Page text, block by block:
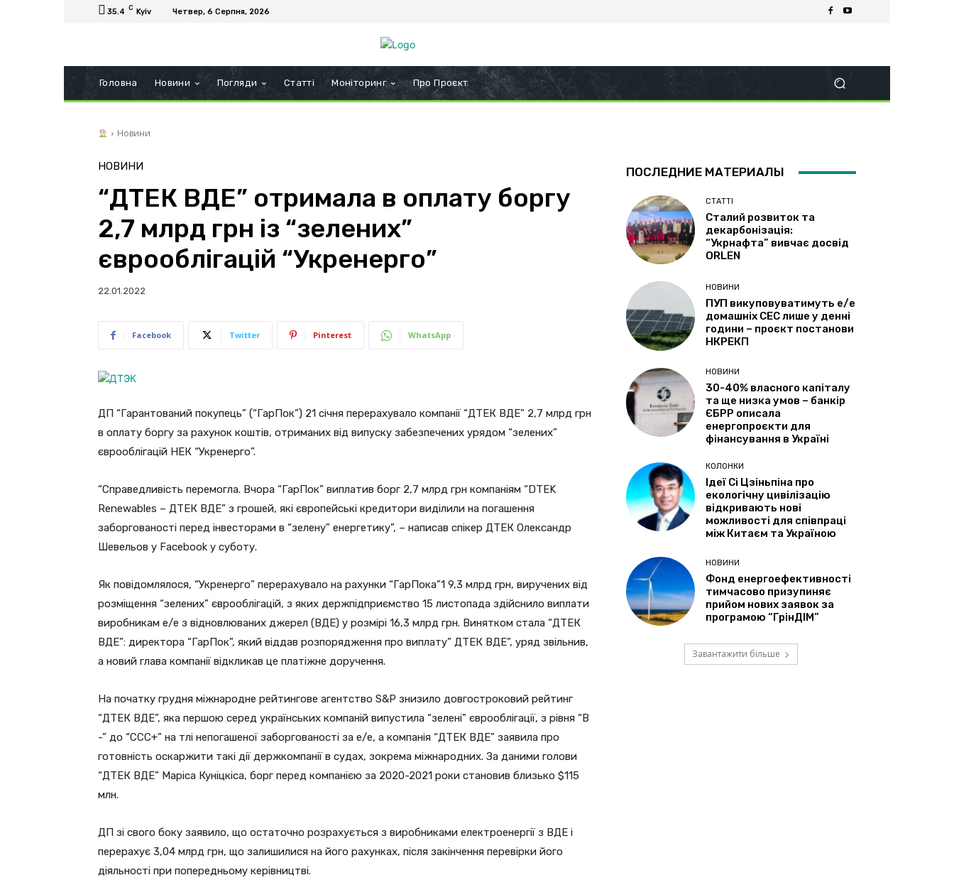
35.4 C Kyiv Четвер, 6 Серпня, 2026
Головна Новини Погляди Статті Моніторинг Про Проєкт
Новини
НОВИНИ
“ДТЕК ВДЕ” отримала в оплату боргу
2,7 млрд грн із “зелених”
єврооблігацій “Укренерго”
22.01.2022
Facebook Twitter Pinterest WhatsApp
ДП “Гарантований покупець” (“ГарПок”) 21 січня перерахувало компанії “ДТЕК ВДЕ” 2,7 млрд грн
в оплату боргу за рахунок коштів, отриманих від випуску забезпечених урядом “зелених”
єврооблігацій НЕК “Укренерго”.
“Справедливість перемогла. Вчора “ГарПок” виплатив борг 2,7 млрд грн компаніям “DTEK
Renewables – ДТЕК ВДЕ” з грошей, які європейські кредитори виділили на погашення
заборгованості перед інвесторами в “зелену” енергетику”, – написав спікер ДТЕК Олександр
Шевельов у Facebook у суботу.
Як повідомлялося, “Укренерго” перерахувало на рахунки “ГарПока”1 9,3 млрд грн, виручених від
розміщення “зелених” єврооблігацій, з яких держпідприємство 15 листопада здійснило виплати
виробникам е/е з відновлюваних джерел (ВДЕ) у розмірі 16,3 млрд грн. Винятком стала “ДТЕК
ВДЕ”: директора “ГарПок”, який віддав розпорядження про виплату” ДТЕК ВДЕ”, уряд звільнив,
а новий глава компанії відкликав це платіжне доручення.
На початку грудня міжнародне рейтингове агентство S&P знизило довгостроковий рейтинг
“ДТЕК ВДЕ”, яка першою серед українських компаній випустила “зелені” єврооблігації, з рівня “B
-” до “CCC+” на тлі непогашеної заборгованості за е/е, а компанія “ДТЕК ВДЕ” заявила про
готовність оскаржити такі дії держкомпанії в судах, зокрема міжнародних. За даними голови
“ДТЕК ВДЕ” Маріса Куніцкіса, борг перед компанією за 2020-2021 роки становив близько $115
млн.
ДП зі свого боку заявило, що остаточно розрахується з виробниками електроенергії з ВДЕ і
перерахує 3,04 млрд грн, що залишилися на його рахунках, після закінчення перевірки його
діяльності при попередньому керівництві.
ПОСЛЕДНИЕ МАТЕРИАЛЫ
СТАТТІ
Сталий розвиток та
декарбонізація:
“Укрнафта” вивчає досвід
ORLEN
НОВИНИ
ПУП викуповуватимуть е/е
домашніх СЕС лише у денні
години – проєкт постанови
НКРЕКП
НОВИНИ
30-40% власного капіталу
та ще низка умов – банкір
ЄБРР описала
енергопроєкти для
фінансування в Україні
КОЛОНКИ
Ідеї Сі Цзіньпіна про
екологічну цивілізацію
відкривають нові
можливості для співпраці
між Китаєм та Україною
НОВИНИ
Фонд енергоефективності
тимчасово призупиняє
прийом нових заявок за
програмою “ГрінДІМ”
Завантажити більше